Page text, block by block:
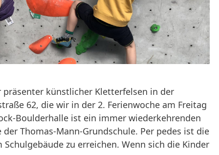
präsenter künstlicher Kletterfelsen in der
62, die wir in der 2. Ferienwoche am Freitag
Boulderhalle ist ein immer wiederkehrenden
Thomas-Mann-Grundschule. Per pedes ist die
zu erreichen. Wenn sich die Kinder